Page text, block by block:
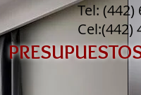
Tel: (442)
Cel:(442)